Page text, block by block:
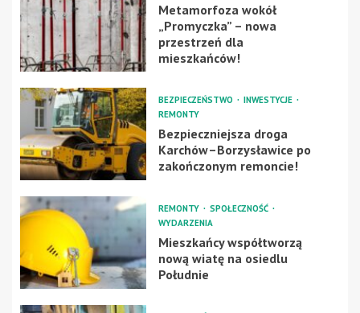
Metamorfoza wokół
„Promyczka” – nowa
przestrzeń dla
mieszkańców!
BEZPIECZEŃSTWO
INWESTYCJE
REMONTY
Bezpieczniejsza droga
Karchów–Borzysławice po
zakończonym remoncie!
REMONTY
SPOŁECZNOŚĆ
WYDARZENIA
Mieszkańcy współtworzą
nową wiatę na osiedlu
Południe